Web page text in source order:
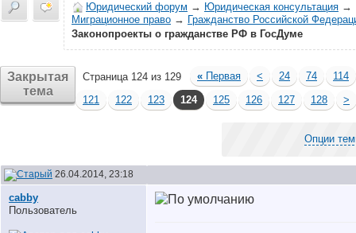
Юридический форум → Юридическая консультация →
Миграционное право → Гражданство Российской
Законопроекты о гражданстве РФ в ГосДуме
Закрытая
тема
Страница 124 из 129 « Первая < 24 74
114
121
122 123 124 125 126 127 128 >
Опции
26.04.2014, 23:18
cabby
Пользователь